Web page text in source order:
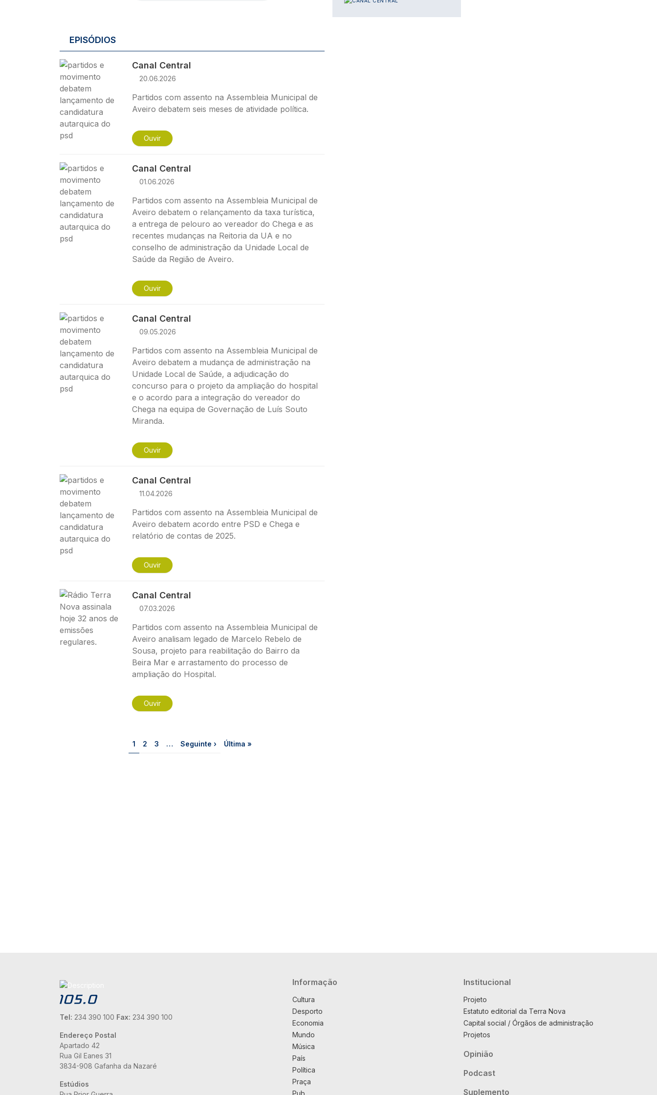
EPISÓDIOS
Imagem Canal Central
20.06.2026
Partidos com assento na Assembleia Municipal de
Aveiro debatem seis meses de atividade política.
Ouvir
Imagem Canal Central
01.06.2026
Partidos com assento na Assembleia Municipal de
Aveiro debatem o relançamento da taxa turística,
a entrega de pelouro ao vereador do Chega e as
recentes mudanças na Reitoria da UA e no
conselho de administração da Unidade Local de
Saúde da Região de Aveiro.
Ouvir
Imagem Canal Central
09.05.2026
Partidos com assento na Assembleia Municipal de
Aveiro debatem a mudança de administração na
Unidade Local de Saúde, a adjudicação do
concurso para o projeto da ampliação do hospital
e o acordo para a integração do vereador do
Chega na equipa de Governação de Luís Souto
Miranda.
Ouvir
Imagem Canal Central
11.04.2026
Partidos com assento na Assembleia Municipal de
Aveiro debatem acordo entre PSD e Chega e
relatório de contas de 2025.
Ouvir
Imagem Canal Central
07.03.2026
Partidos com assento na Assembleia Municipal de
Aveiro analisam legado de Marcelo Rebelo de
Sousa, projeto para reabilitação do Bairro da
Beira Mar e arrastamento do processo de
ampliação do Hospital.
Ouvir
Página
1 Página
2 Página
3 … Próxima página
Seguinte › Última página
Última »
Tel: 234 390 100 Fax: 234 390 100
Endereço Postal
Apartado 42
Rua Gil Eanes 31
3834-908 Gafanha da Nazaré
Estúdios
Navegação principal
Informação
Cultura
Desporto
Economia
Mundo
Música
País
Política
Praça
Pub
Institucional
Projeto
Estatuto editorial da Terra Nova
Capital social / Órgãos de administração
Projetos
Opinião
Podcast
Suplemento